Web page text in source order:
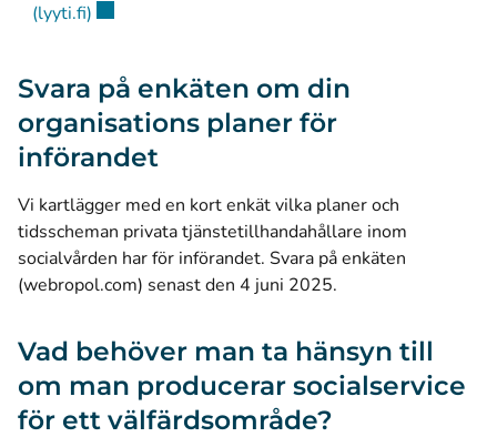
(lyyti.fi)
Svara på enkäten om din
organisations planer för
införandet
Vi kartlägger med en kort enkät vilka planer och
tidsscheman privata tjänstetillhandahållare inom
socialvården har för införandet. Svara på enkäten
(webropol.com) (öppnas i ett nytt fönster)
senast den 4 juni 2025.
Vad behöver man ta hänsyn till
om man producerar socialservice
för ett välfärdsområde?